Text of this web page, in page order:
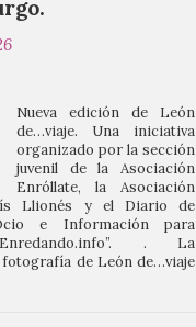
juvenil de la Asociación
Enróllate, la Asociación
Llionés y el Diario de
e Información para
. La
fotografía de León de…viaje